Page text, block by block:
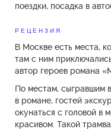
поездки, посадка в
РЕЦЕНЗИЯ
В Москве есть места,
там с ним
автор героев романа
По местам, сыгравшим
в романе, гостей
окунаться с головой в
красивом. Такой